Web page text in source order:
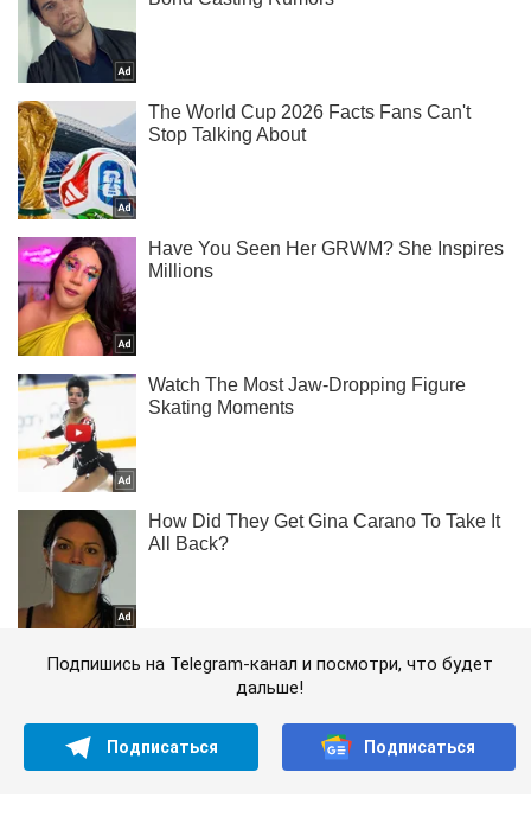
Подпишись на Telegram-канал и посмотри, что будет
дальше!
Подписаться Подписаться